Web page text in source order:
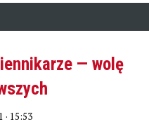
— wolę
· 15:53